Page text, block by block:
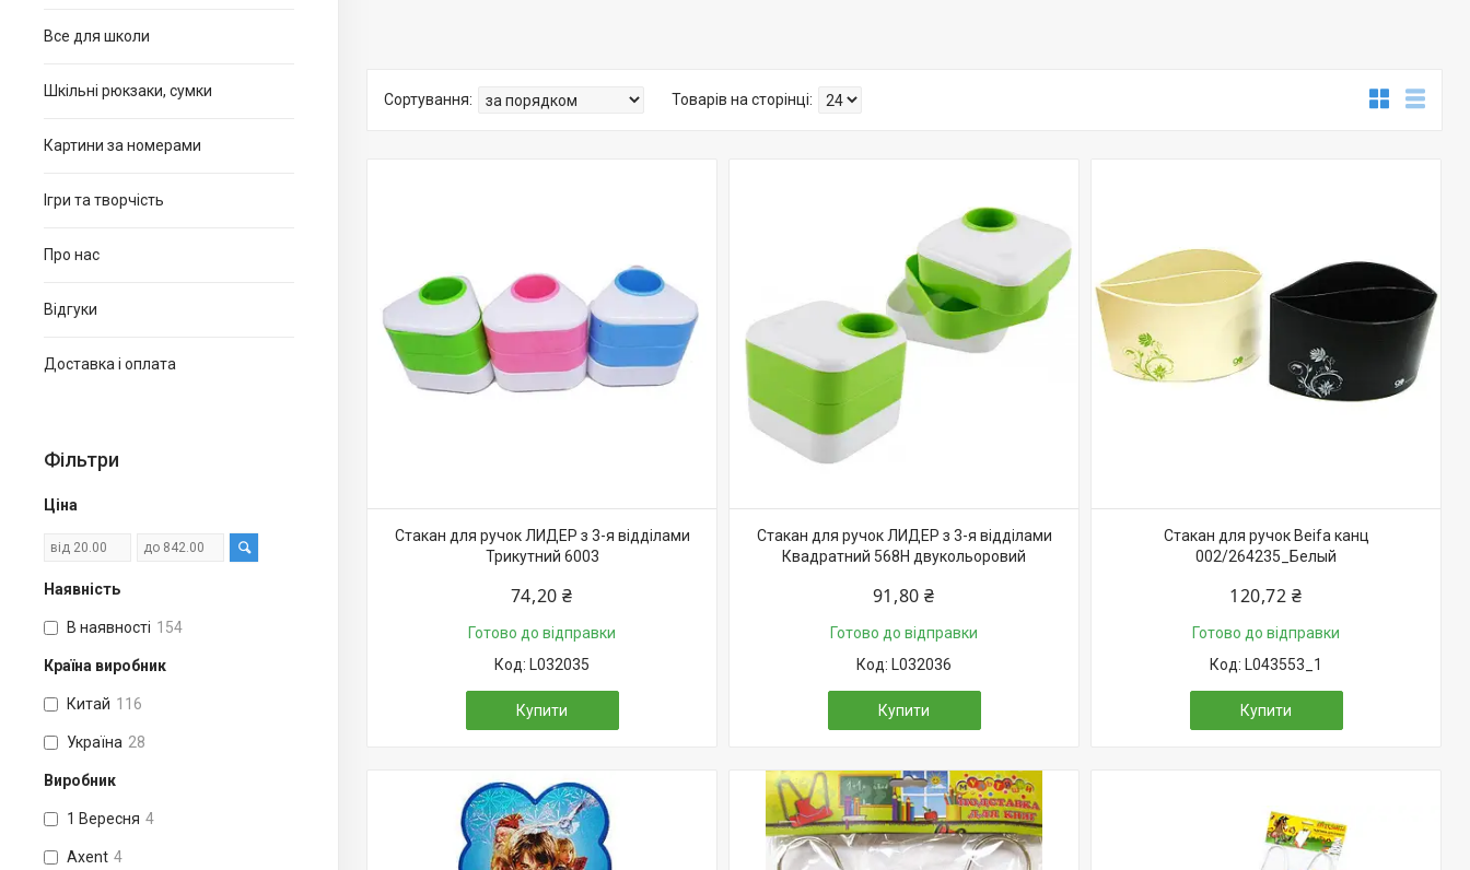
Все для школи
Шкільні рюкзаки, сумки
Картини за номерами
Ігри та творчість
Про нас
Відгуки
Доставка і оплата
Фільтри
Ціна
Наявність
В наявності 154
Країна виробник
Китай 116
Україна 28
Виробник
1 Вересня 4
Axent 4
Стакан для ручок ЛИДЕР з 3-я відділами
Трикутний 6003
74,20 ₴
Готово до відправки
L032035
Купити
Стакан для ручок ЛИДЕР з 3-я відділами
Квадратний 568Н двукольоровий
91,80 ₴
Готово до відправки
L032036
Купити
Стакан для ручок Beifa канц
002/264235_Белый
120,72 ₴
Готово до відправки
L043553_1
Купити